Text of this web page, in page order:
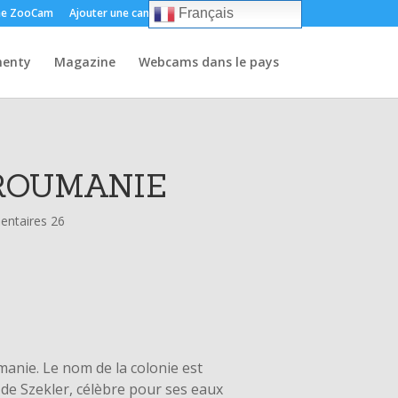
ZooCam Ajouter une caméra Environ
Magazine Webcams dans le pays
26
Le nom de la colonie est
Szekler, célèbre pour ses eaux
Français